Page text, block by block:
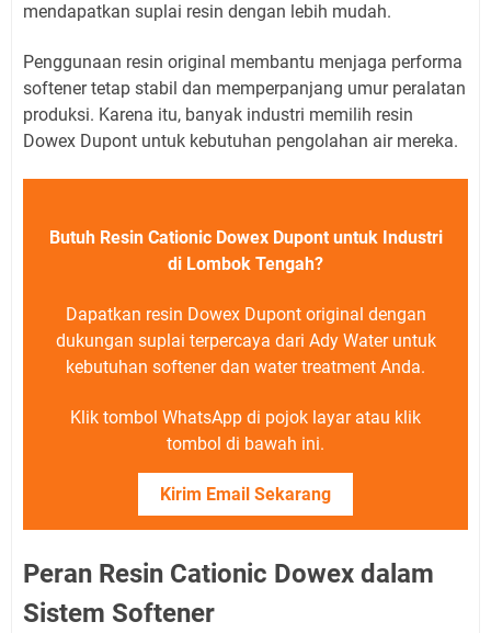
mendapatkan suplai resin dengan lebih mudah.
Penggunaan resin original membantu menjaga performa
softener tetap stabil dan memperpanjang umur peralatan
produksi. Karena itu, banyak industri memilih resin
Dowex Dupont untuk kebutuhan pengolahan air mereka.
Butuh Resin Cationic Dowex Dupont untuk Industri
di Lombok Tengah?
Dapatkan resin Dowex Dupont original dengan
dukungan suplai terpercaya dari Ady Water untuk
kebutuhan softener dan water treatment Anda.
Klik tombol WhatsApp di pojok layar atau klik
tombol di bawah ini.
Kirim Email Sekarang
Peran Resin Cationic Dowex dalam
Sistem Softener